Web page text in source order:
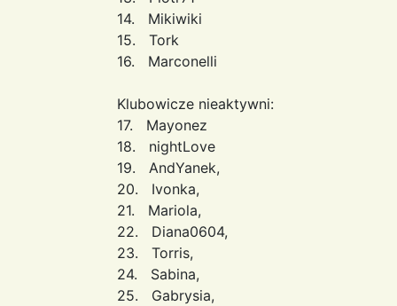
14. Mikiwiki
15. Tork
16. Marconelli
Klubowicze nieaktywni:
17. Mayonez
18. nightLove
19. AndYanek,
20. Ivonka,
21. Mariola,
22. Diana0604,
23. Torris,
24. Sabina,
25. Gabrysia,